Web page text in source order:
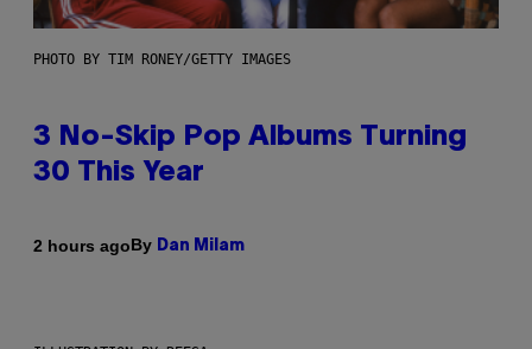
PHOTO BY TIM RONEY/GETTY IMAGES
3 No-Skip Pop Albums Turning
30 This Year
2 hours agoBy Dan Milam